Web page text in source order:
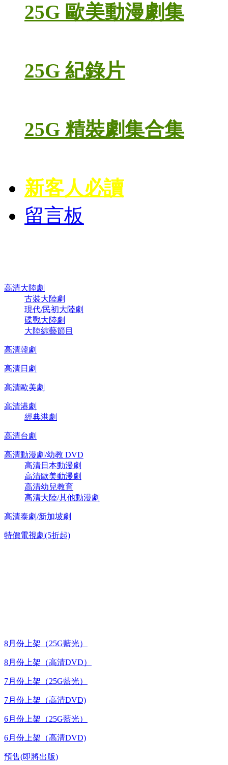
25G 歐美動漫劇集
25G 紀錄片
25G 精裝劇集合集
新客人必讀
留言板
高清大陸劇
古裝大陸劇
現代/民初大陸劇
碟戰大陸劇
大陸綜藝節目
高清韓劇
高清日劇
高清歐美劇
高清港劇
經典港劇
高清台劇
高清動漫劇/幼教 DVD
高清日本動漫劇
高清歐美動漫劇
高清幼兒教育
高清大陸/其他動漫劇
高清泰劇/新加坡劇
特價電視劇(5折起)
8月份上架（25G藍光）
8月份上架（高清DVD）
7月份上架（25G藍光）
7月份上架（高清DVD)
6月份上架（25G藍光）
6月份上架（高清DVD)
預售(即將出版)